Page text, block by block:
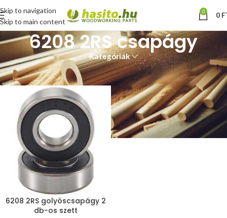
Skip to navigation
Skip to main content
0 0
6208 2RS csapágy
Kategóriák
Kezdőlap “6208 2RS csapágy” címkével rendelkező termékek
6208 2RS golyóscsapágy 2
db-os szett